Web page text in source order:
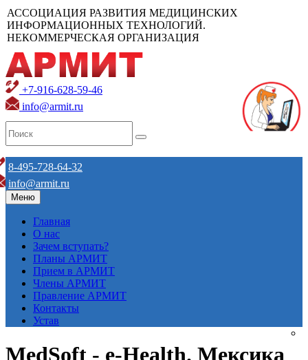
АССОЦИАЦИЯ РАЗВИТИЯ МЕДИЦИНСКИХ
ИНФОРМАЦИОННЫХ ТЕХНОЛОГИЙ.
НЕКОММЕРЧЕСКАЯ ОРГАНИЗАЦИЯ
+7-916-628-59-46
info@armit.ru
8-495-728-64-32
info@armit.ru
Меню
Главная
О нас
Зачем вступать?
Планы АРМИТ
Прием в АРМИТ
Члены АРМИТ
Правление АРМИТ
Контакты
Устав
MedSoft - e-Health. Мексика